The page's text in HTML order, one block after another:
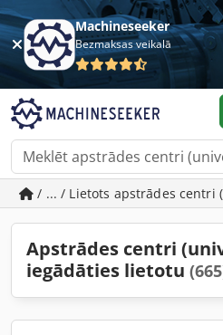
Machineseeker
Bezmaksas veikalā
/ ... / Lietots apstrādes centri
Apstrādes centri
iegādāties lietotu